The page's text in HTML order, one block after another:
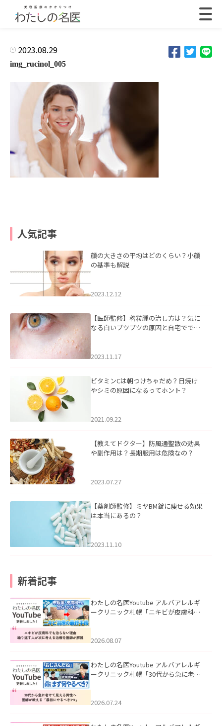
2023.08.29
img_rucinol_005
人気記事
顔の大きさの平均はどのくらい？小顔
の基準も解説
2023.12.12
【医師監修】稗粒腫の治し方は？気に
なる白いブツブツの原因と自宅ででき
2023.11.17
ビタミンCは朝つけちゃだめ？日焼け
やシミの原因になるってホント？
2021.09.22
【教えてドクター】防風通聖散の効果
や副作用は？長期服用は危険なの？
2023.07.27
【薬剤師監修】ミヤBM錠に痩せる効果
は本当にあるの？
2023.11.10
新着記事
わたしの名医Youtube アルバアレルギ
ークリニック札幌「ニキビが皮膚科で
ました。
2026.08.07
わたしの名医Youtube アルバアレルギ
ークリニック札幌「30代から急に老け
た。
2026.07.24